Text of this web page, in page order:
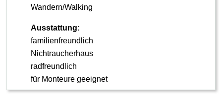
Wandern/Walking
Ausstattung:
familienfreundlich
Nichtraucherhaus
radfreundlich
für Monteure geeignet